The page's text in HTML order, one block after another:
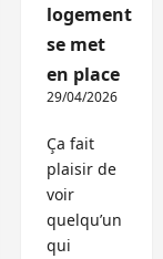
logement
se met
en place
29/04/2026
Ça fait
plaisir de
voir
quelqu’un
qui